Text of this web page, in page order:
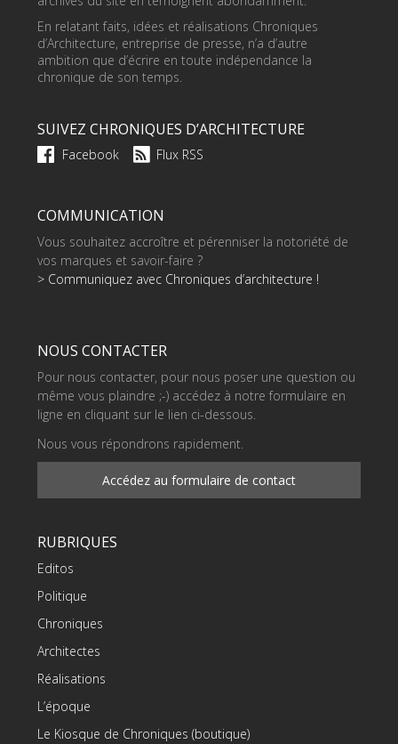
En relatant faits, idées et réalisations Chroniques
d’Architecture, entreprise de presse, n’a d’autre
ambition que d’écrire en toute indépendance la
chronique de son temps.
SUIVEZ CHRONIQUES D’ARCHITECTURE
Facebook Flux RSS
COMMUNICATION
Vous souhaitez accroître et pérenniser la notoriété de
vos marques et savoir-faire ?
> Communiquez avec Chroniques d’architecture !
NOUS CONTACTER
Pour nous contacter, pour nous poser une question ou
même vous plaindre ;-) accédez à notre formulaire en
ligne en cliquant sur le lien ci-dessous.
Nous vous répondrons rapidement.
Accédez au formulaire de contact
RUBRIQUES
Editos
Politique
Chroniques
Architectes
Réalisations
L’époque
Le Kiosque de Chroniques (boutique)